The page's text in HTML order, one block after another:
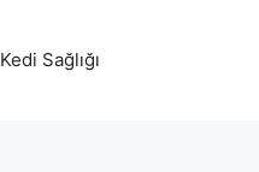
Kedi Sağlığı